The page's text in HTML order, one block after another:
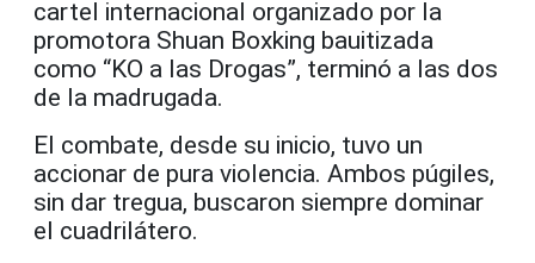
cartel internacional organizado por la
promotora Shuan Boxking bauitizada
como “KO a las Drogas”, terminó a las dos
de la madrugada.
El combate, desde su inicio, tuvo un
accionar de pura violencia. Ambos púgiles,
sin dar tregua, buscaron siempre dominar
el cuadrilátero.